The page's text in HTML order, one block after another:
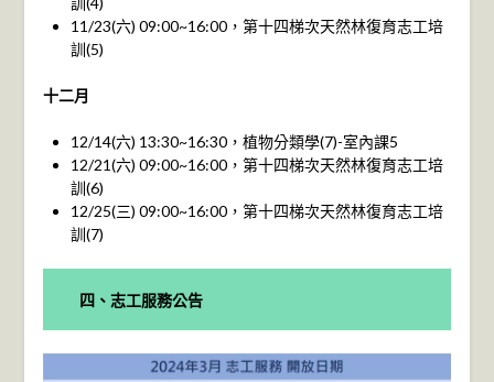
11/23(六) 09:00~16:00，第十四梯次天然林復育志工培
訓(5)
十二月
12/14(六) 13:30~16:30，植物分類學(7)-室內課5
12/21(六) 09:00~16:00，第十四梯次天然林復育志工培
訓(6)
12/25(三) 09:00~16:00，第十四梯次天然林復育志工培
訓(7)
四、志工服務公告